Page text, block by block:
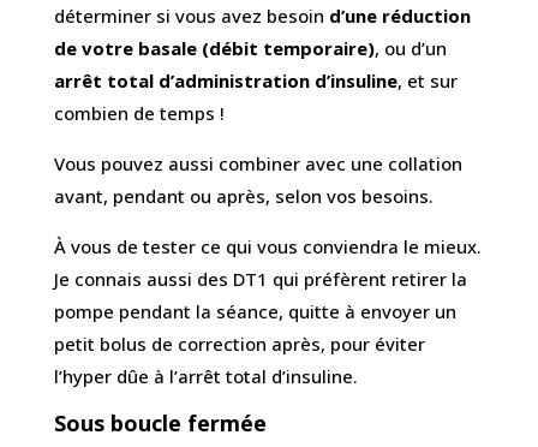
déterminer si vous avez besoin d’une réduction
de votre basale (débit temporaire), ou d’un
arrêt total d’administration d’insuline, et sur
combien de temps !
Vous pouvez aussi combiner avec une collation
avant, pendant ou après, selon vos besoins.
À vous de tester ce qui vous conviendra le mieux.
Je connais aussi des DT1 qui préfèrent retirer la
pompe pendant la séance, quitte à envoyer un
petit bolus de correction après, pour éviter
l’hyper dûe à l’arrêt total d’insuline.
Sous boucle fermée